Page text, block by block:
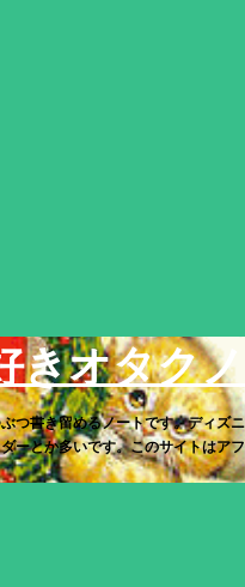
きオタク
つ書き留めるノートです。ディズ
ーとか多いです。このサイトは